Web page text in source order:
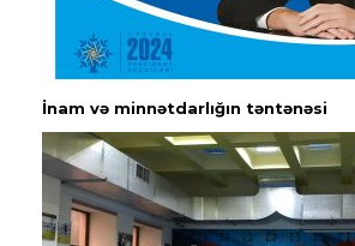
İnam və minnətdarlığın təntənəsi